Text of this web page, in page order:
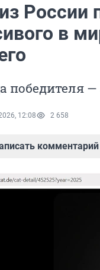
России
в
победителя
12:08 2 658
комментарий